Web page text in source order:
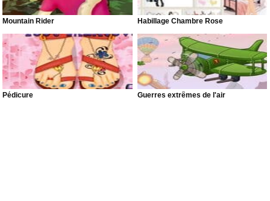
Mountain Rider Habillage Chambre Rose
Pédicure Guerres extrêmes de l'air